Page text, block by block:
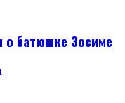
о батюшке Зосиме